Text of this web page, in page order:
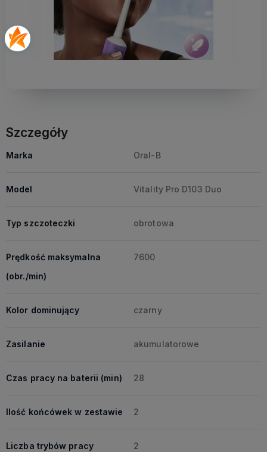
Szczegóły
Marka Oral-B
Model Vitality Pro D103 Duo
Typ szczoteczki obrotowa
Prędkość maksymalna
(obr./min)
7600
Kolor dominujący czarny
Zasilanie akumulatorowe
Czas pracy na baterii (min) 28
Ilość końcówek w zestawie 2
Liczba trybów pracy 2